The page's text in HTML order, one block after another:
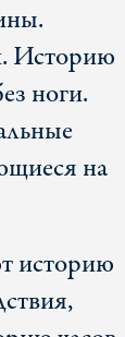
Историю
ноги.
на
историю